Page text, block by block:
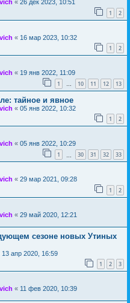
« 26 дек 2023, 10:51
1 2
« 16 мар 2023, 10:32
1 2
« 19 янв 2022, 11:09
1 … 10 11 12 13
тайное и явное
« 05 янв 2022, 10:32
1 2
« 05 янв 2022, 10:29
1 30 31 32 33
« 29 мар 2021, 09:28
1 2
« 29 май 2020, 12:21
сезоне новых Утиных
13 апр 2020, 16:59
1 2 3
« 11 фев 2020, 10:39